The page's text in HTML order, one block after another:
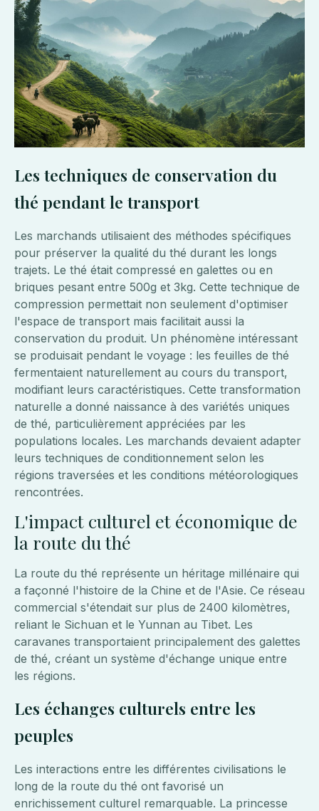
Les techniques de conservation du
thé pendant le transport
Les marchands utilisaient des méthodes spécifiques
pour préserver la qualité du thé durant les longs
trajets. Le thé était compressé en galettes ou en
briques pesant entre 500g et 3kg. Cette technique de
compression permettait non seulement d'optimiser
l'espace de transport mais facilitait aussi la
conservation du produit. Un phénomène intéressant
se produisait pendant le voyage : les feuilles de thé
fermentaient naturellement au cours du transport,
modifiant leurs caractéristiques. Cette transformation
naturelle a donné naissance à des variétés uniques
de thé, particulièrement appréciées par les
populations locales. Les marchands devaient adapter
leurs techniques de conditionnement selon les
régions traversées et les conditions météorologiques
rencontrées.
L'impact culturel et économique de
la route du thé
La route du thé représente un héritage millénaire qui
a façonné l'histoire de la Chine et de l'Asie. Ce réseau
commercial s'étendait sur plus de 2400 kilomètres,
reliant le Sichuan et le Yunnan au Tibet. Les
caravanes transportaient principalement des galettes
de thé, créant un système d'échange unique entre
les régions.
Les échanges culturels entre les
peuples
Les interactions entre les différentes civilisations le
long de la route du thé ont favorisé un
enrichissement culturel remarquable. La princesse